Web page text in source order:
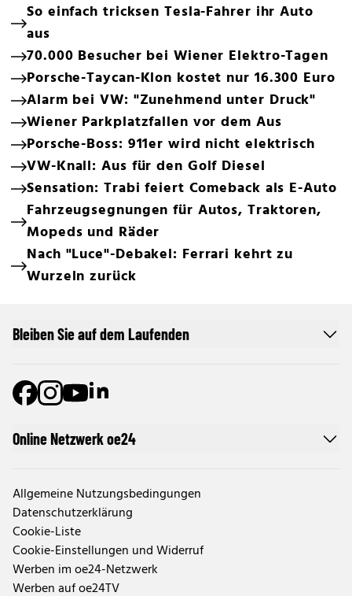
So einfach tricksen Tesla-Fahrer ihr Auto
aus
70.000 Besucher bei Wiener Elektro-Tagen
Porsche-Taycan-Klon kostet nur 16.300 Euro
Alarm bei VW: "Zunehmend unter Druck"
Wiener Parkplatzfallen vor dem Aus
Porsche-Boss: 911er wird nicht elektrisch
VW-Knall: Aus für den Golf Diesel
Sensation: Trabi feiert Comeback als E-Auto
Fahrzeugsegnungen für Autos, Traktoren,
Mopeds und Räder
Nach "Luce"-Debakel: Ferrari kehrt zu
Wurzeln zurück
Online Netzwerk oe24
Allgemeine Nutzungsbedingungen
Datenschutzerklärung
Cookie-Liste
Cookie-Einstellungen und Widerruf
Werben im oe24-Netzwerk
Werben auf oe24TV
Bleiben Sie auf dem Laufenden